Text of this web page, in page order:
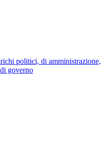
politici, di amministrazione,
governo